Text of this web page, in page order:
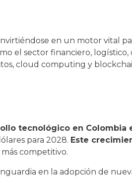
en un motor vital
el sector financiero,
cloud computing y
tecnológico en Colombia
para 2028. Este
competitivo.
en la adopción de